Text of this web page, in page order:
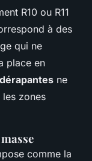
R10 ou R11
à des
qui ne
place en
ne
zones
comme la